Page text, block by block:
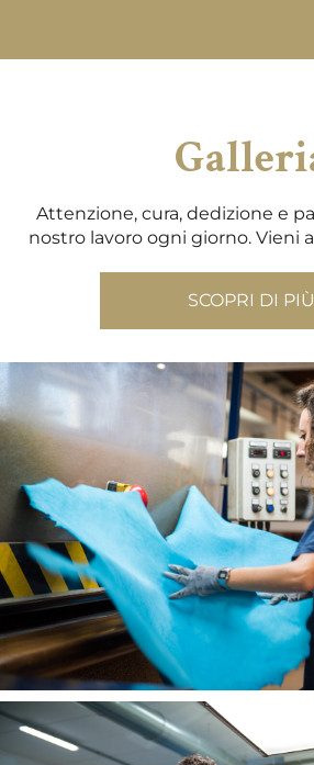
Attenzione, cura, dedizione e
nostro lavoro ogni giorno. Vieni
SCOPRI DI PIÙ